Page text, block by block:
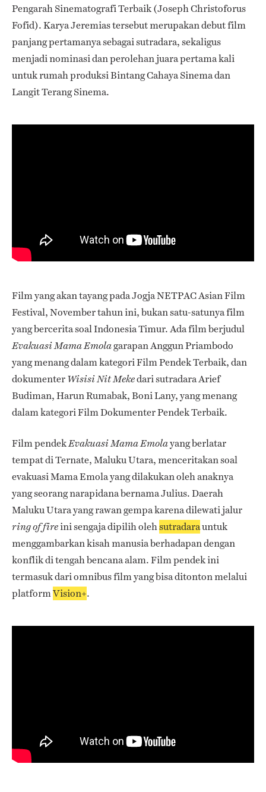
Pengarah Sinematografi Terbaik (Joseph Christoforus
Fofid). Karya Jeremias tersebut merupakan debut film
panjang pertamanya sebagai sutradara, sekaligus
menjadi nominasi dan perolehan juara pertama kali
untuk rumah produksi Bintang Cahaya Sinema dan
Langit Terang Sinema.
Film yang akan tayang pada Jogja NETPAC Asian Film
Festival, November tahun ini, bukan satu-satunya film
yang bercerita soal Indonesia Timur. Ada film berjudul
Evakuasi Mama Emolagarapan Anggun Priambodo
yang menang dalam kategori Film Pendek Terbaik, dan
dokumenter Wisisi Nit Mekedari sutradara Arief
Budiman, Harun Rumabak, Boni Lany, yang menang
dalam kategori Film Dokumenter Pendek Terbaik.
Film pendekEvakuasi Mama Emolayang berlatar
tempat di Ternate, Maluku Utara, menceritakan soal
evakuasi Mama Emola yang dilakukan oleh anaknya
yang seorang narapidana bernama Julius. Daerah
Maluku Utara yang rawan gempa karena dilewati jalur
ring of fireini sengaja dipilih olehsutradarauntuk
menggambarkan kisah manusia berhadapan dengan
konflik di tengah bencana alam. Film pendek ini
termasuk dari omnibus film yang bisa ditonton melalui
platformVision+.